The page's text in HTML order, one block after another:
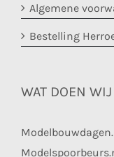
Algemene
Bestelling
WAT DOEN